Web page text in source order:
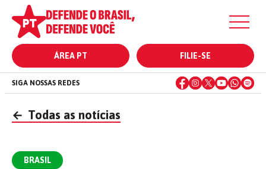
ÁREA PT FILIE-SE
SIGA NOSSAS REDES
← Todas as notícias
BRASIL